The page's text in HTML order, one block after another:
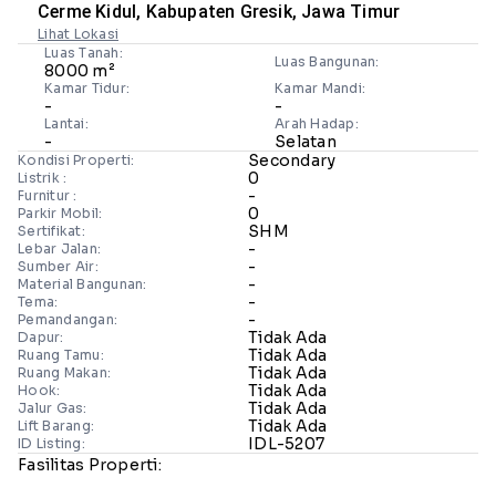
Cerme Kidul, Kabupaten Gresik, Jawa Timur
Lihat Lokasi
Luas Tanah:
8000 m²
Luas Bangunan:
Kamar Tidur:
-
Kamar Mandi:
-
Lantai:
-
Arah Hadap:
Selatan
Kondisi Properti: Secondary
Listrik : 0
Furnitur : -
Parkir Mobil: 0
Sertifikat: SHM
Lebar Jalan: -
Sumber Air: -
Material Bangunan: -
Tema: -
Pemandangan: -
Dapur: Tidak Ada
Ruang Tamu: Tidak Ada
Ruang Makan: Tidak Ada
Hook: Tidak Ada
Jalur Gas: Tidak Ada
Lift Barang: Tidak Ada
ID Listing:
IDL-5207
Fasilitas Properti: